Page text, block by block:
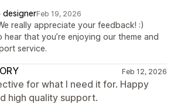
designerFeb 19, 2026
really appreciate your feedback! :)
hear that you’re enjoying our theme and
service.
Feb 12, 2026
for what I need it for. Happy
high quality support.